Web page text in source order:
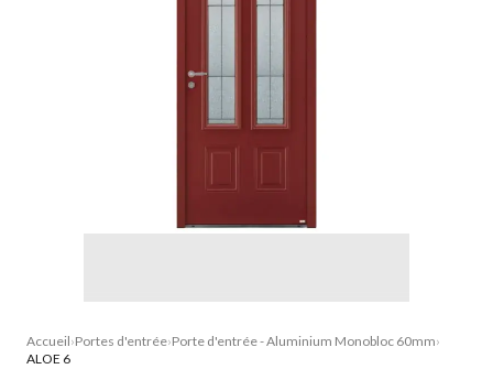
02 37 24 27 71
DEMANDE DE DEVIS
Accueil›Portes d'entrée›Porte d'entrée - Aluminium Monobloc 60mm›
ALOE 6